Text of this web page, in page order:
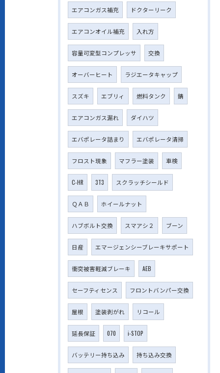
エアコンガス補充 ドクターリーク
エアコンオイル補充 入れ方
容量可変型コンプレッサ 交換
オーバーヒート ラジエータキャップ
スズキ エブリィ 燃料タンク 錆
エアコンガス漏れ ダイハツ
エバポレータ詰まり エバポレータ清掃
フロスト現象 マフラー塗装 車検
C-HR 3T3 スクラッチシールド
ＱＡＢ ホイールナット
ハブボルト交換 スマアシ２ ブーン
日産 エマージェンシーブレーキサポート
衝突被害軽減ブレーキ AEB
セーフティセンス フロントバンパー交換
屋根 塗装剥がれ リコール
延長保証 070 i-STOP
バッテリー持ち込み 持ち込み交換